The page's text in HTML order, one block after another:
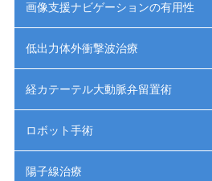
画像支援ナビゲーションの有用性
低出力体外衝撃波治療
経カテーテル大動脈弁留置術
ロボット手術
陽子線治療